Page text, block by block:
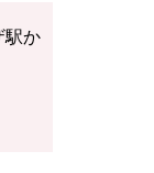
駅か